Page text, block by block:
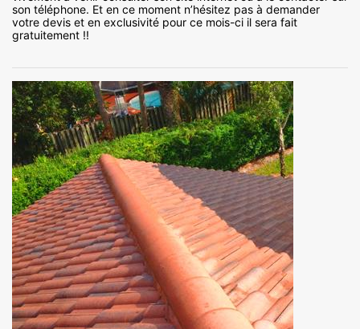
son téléphone. Et en ce moment n’hésitez pas à demander
votre devis et en exclusivité pour ce mois-ci il sera fait
gratuitement !!